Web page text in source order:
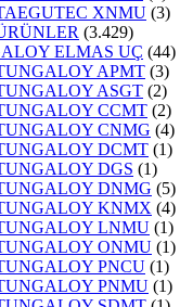
XNMU (3)
(3.429)
ELMAS UÇ (44)
APMT (3)
ASGT (2)
CCMT (2)
CNMG (4)
DCMT (1)
DGS (1)
DNMG (5)
KNMX (4)
LNMU (1)
ONMU (1)
PNCU (1)
PNMU (1)